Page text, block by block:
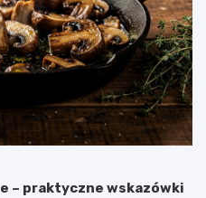
– praktyczne wskazówki